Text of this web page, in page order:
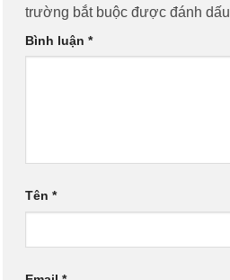
trường bắt buộc được đánh dấu
Bình luận *
Tên *